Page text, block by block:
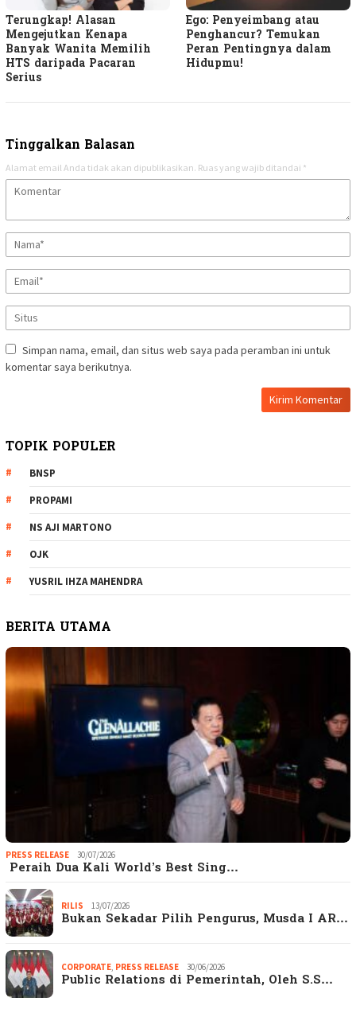
Terungkap! Alasan
Mengejutkan Kenapa
Banyak Wanita Memilih
HTS daripada Pacaran
Serius
Ego: Penyeimbang atau
Penghancur? Temukan
Peran Pentingnya dalam
Hidupmu!
Tinggalkan Balasan
Alamat email Anda tidak akan dipublikasikan. Ruas yang wajib ditandai *
Simpan nama, email, dan situs web saya pada peramban ini untuk
komentar saya berikutnya.
TOPIK POPULER
BNSP
PROPAMI
NS AJI MARTONO
OJK
YUSRIL IHZA MAHENDRA
BERITA UTAMA
PRESS RELEASE 30/07/2026
Peraih Dua Kali World’s Best Sing…
RILIS 13/07/2026
Bukan Sekadar Pilih Pengurus, Musda I AR…
CORPORATE, PRESS RELEASE 30/06/2026
Public Relations di Pemerintah, Oleh S.S…